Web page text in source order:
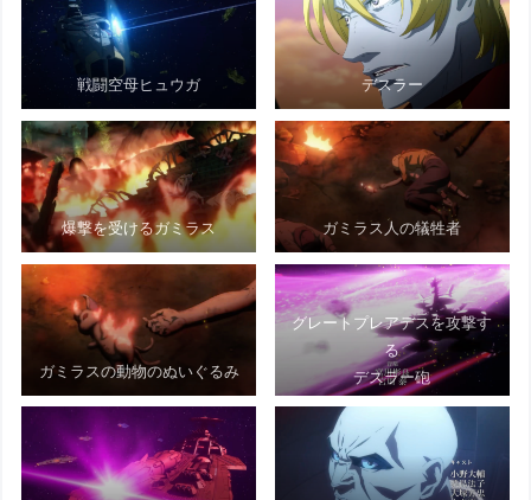
戦闘空母ヒュウガ デスラー
爆撃を受けるガミラス ガミラス人の犠牲者
ガミラスの動物のぬいぐるみ
グレートプレアデスを攻撃す
る
デスラー砲